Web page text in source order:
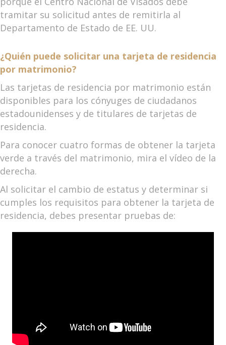
tramitar su solicitud antes de remitirla al
Departamento de Estado de EE. UU.
¿Quién puede solicitar una tarjeta de residencia
por matrimonio?
Las tarjetas de residencia por matrimonio están
disponibles para los cónyuges de ciudadanos
estadounidenses y de titulares de tarjetas de
residencia.
Para conocer cuatro formas de obtener la tarjeta
verde a través del matrimonio, mira el vídeo de la
derecha.
Al solicitar el cambio de estatus y determinar si
cumples los requisitos para obtener la tarjeta de
residencia, debes presentar pruebas de: